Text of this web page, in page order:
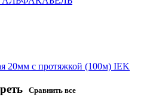
20мм с протяжкой (100м) IEK
Сравнить все